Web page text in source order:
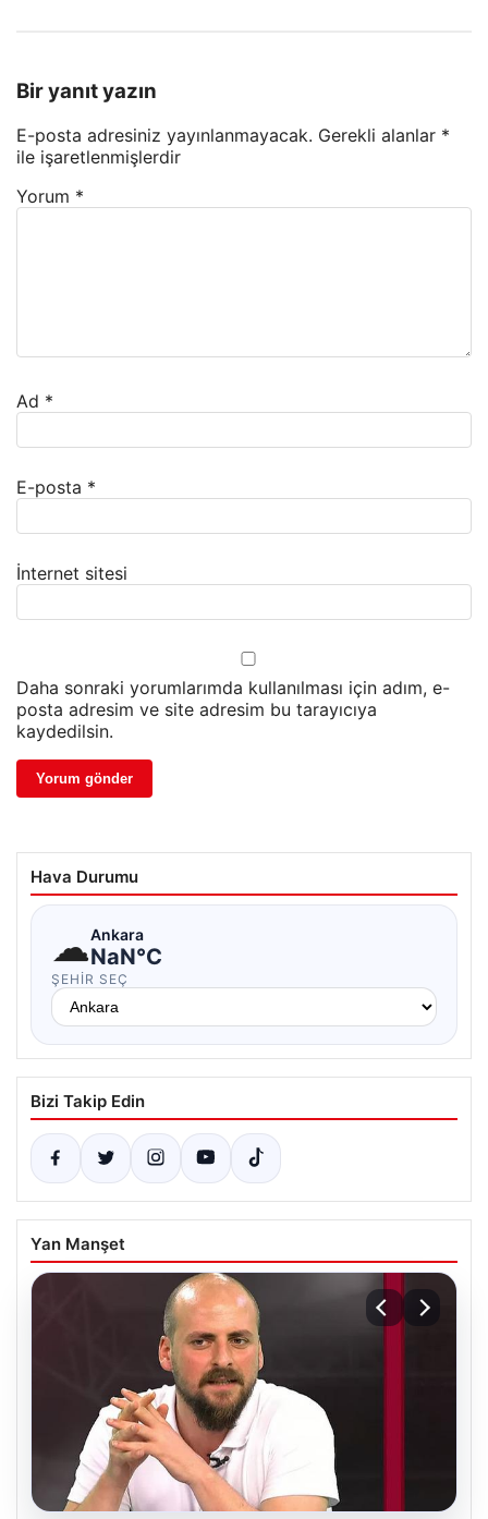
Bir yanıt yazın
E-posta adresiniz yayınlanmayacak. Gerekli alanlar *
ile işaretlenmişlerdir
Yorum *
Ad *
E-posta *
İnternet sitesi
Daha sonraki yorumlarımda kullanılması için adım, e-
posta adresim ve site adresim bu tarayıcıya
kaydedilsin.
Hava Durumu
☁Ankara
NaN°C
ŞEHIR SEÇ
Bizi Takip Edin
Yan Manşet